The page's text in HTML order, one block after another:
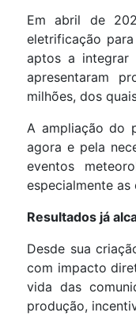
Em abril de
eletrificação
aptos a integrar
apresentaram
milhões, dos
A ampliação do
agora e pela
eventos
especialmente as
Resultados já
Desde sua
com impacto
vida das
produção,